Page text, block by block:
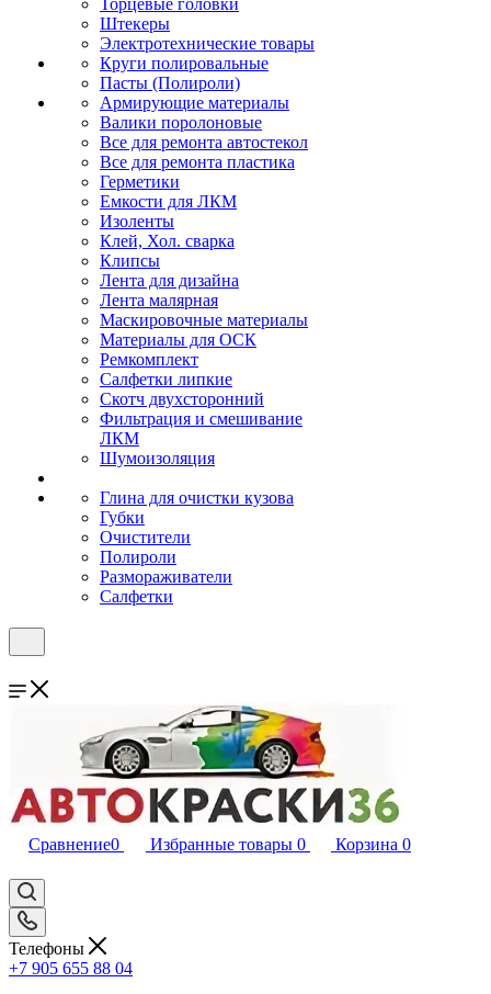
Торцевые головки
Штекеры
Электротехнические товары
Круги полировальные
Пасты (Полироли)
Армирующие материалы
Валики поролоновые
Все для ремонта автостекол
Все для ремонта пластика
Герметики
Емкости для ЛКМ
Изоленты
Клей, Хол. сварка
Клипсы
Лента для дизайна
Лента малярная
Маскировочные материалы
Материалы для ОСК
Ремкомплект
Салфетки липкие
Скотч двухсторонний
Фильтрация и смешивание
ЛКМ
Шумоизоляция
Глина для очистки кузова
Губки
Очистители
Полироли
Размораживатели
Салфетки
Сравнение0 Избранные товары 0 Корзина 0
Телефоны
+7 905 655 88 04